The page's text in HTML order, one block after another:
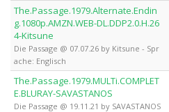
The.Passage.1979.Alternate.Endin
g.1080p.AMZN.WEB-DL.DDP2.0.H.26
4-Kitsune
Die Passage @ 07.07.26 by Kitsune - Spr
ache: Englisch
The.Passage.1979.MULTi.COMPLET
E.BLURAY-SAVASTANOS
Die Passage @ 19.11.21 by SAVASTANOS